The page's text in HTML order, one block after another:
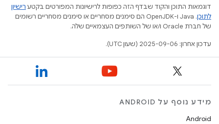
דוגמאות התוכן והקוד שבדף הזה כפופות לרישיונות המפורטים בקטע רישיון
לתוכן
.‏ Java ו-OpenJDK הם סימנים מסחריים או סימנים מסחריים רשומים
של חברת Oracle ו/או של השותפים העצמאיים שלה.
עדכון אחרון: 2025-09-06 (שעון UTC).
מידע נוסף על ANDROID
Android